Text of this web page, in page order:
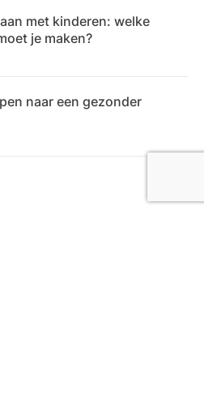
met kinderen: welke
je maken?
naar een gezonder